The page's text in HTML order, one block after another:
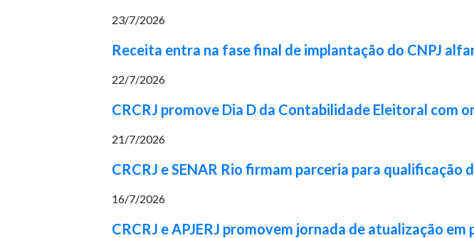
23/7/2026
Receita entra na fase final de implantação do CNPJ
22/7/2026
CRCRJ promove Dia D da Contabilidade Eleitoral com
21/7/2026
CRCRJ e SENAR Rio firmam parceria para
16/7/2026
CRCRJ e APJERJ promovem jornada de atualização